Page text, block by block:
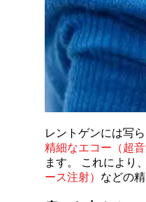
レントゲンには写
精細なエコー（超
ます。 これにより、
ース注射） などの